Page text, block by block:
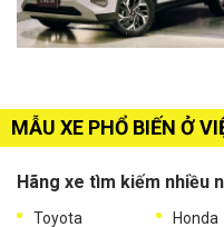
MẪU XE PHỔ BIẾN Ở
Hãng xe tìm kiếm nhiều
Toyota Honda